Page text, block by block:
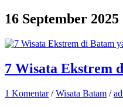
16 September 2025
7 Wisata Ekstrem
1 Komentar /Wisata Batam /